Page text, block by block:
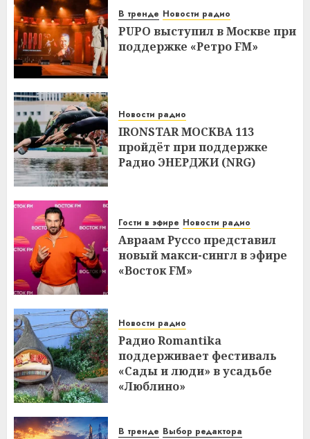
В тренде Новости радио
PUPO выступил в Москве при
поддержке «Ретро FM»
Новости радио
IRONSTAR МОСКВА 113
пройдёт при поддержке
Радио ЭНЕРДЖИ (NRG)
Гости в эфире Новости радио
Авраам Руссо представил
новый макси-сингл в эфире
«Восток FM»
Новости радио
Радио Romantika
поддерживает фестиваль
«Сады и люди» в усадьбе
«Люблино»
В тренде Выбор редактора